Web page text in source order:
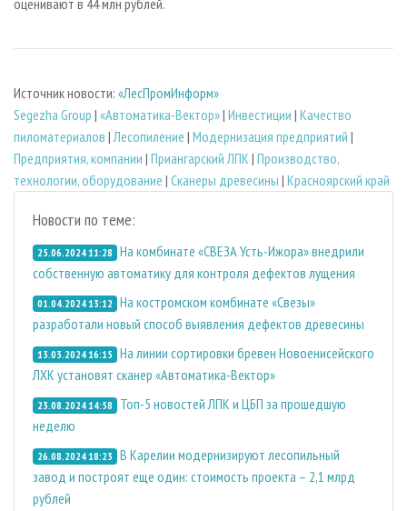
Источник новости: «ЛесПромИнформ»
Segezha Group | «Автоматика-Вектор»| Инвестиции | Качество
пиломатериалов |Лесопиление | Модернизация предприятий |
Предприятия, компании | Приангарский ЛПК | Производство,
технологии, оборудование | Сканеры древесины | Красноярский край
Новости по теме:
25.06.2024 11:28 На комбинате «СВЕЗА Усть-Ижора» внедрили
собственную автоматику для контроля дефектов лущения
01.04.2024 13:12 На костромском комбинате «Свезы»
разработали новый способ выявления дефектов древесины
13.03.2024 16:15 На линии сортировки бревен Новоенисейского
ЛХК установят сканер «Автоматика-Вектор»
23.08.2024 14:58
Топ-5 новостей ЛПК и ЦБП за прошедшую
неделю
26.08.2024 18:23 В Карелии модернизируют лесопильный
завод и построят еще один: стоимость проекта – 2,1 млрд
рублей